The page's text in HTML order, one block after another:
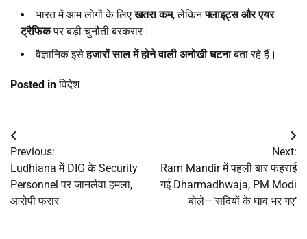
भारत में आम लोगों के लिएखतरा कम, लेकिनफ्लाइट्स और एयर
ट्रैफिकपर बड़ी चुनौती बरकरार।
वैज्ञानिक इसेहजारों साल में होने वाली अनोखी घटनाबता रहे हैं।
Posted inविदेश
Post
navigation
Previous:
Ludhiana में DIG के Security
Personnel पर जानलेवा हमला,
आरोपी फरार
Next:
Ram Mandir में पहली बार फहराई
गई Dharmadhwaja, PM Modi
बोले—‘सदियों के घाव भर गए’